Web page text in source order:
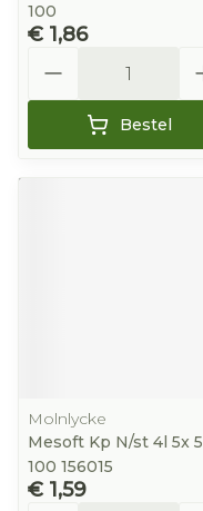
100
€ 1,86
Bestel
Molnlycke
Mesoft Kp N/st 4l 5x 5
100 156015
€ 1,59